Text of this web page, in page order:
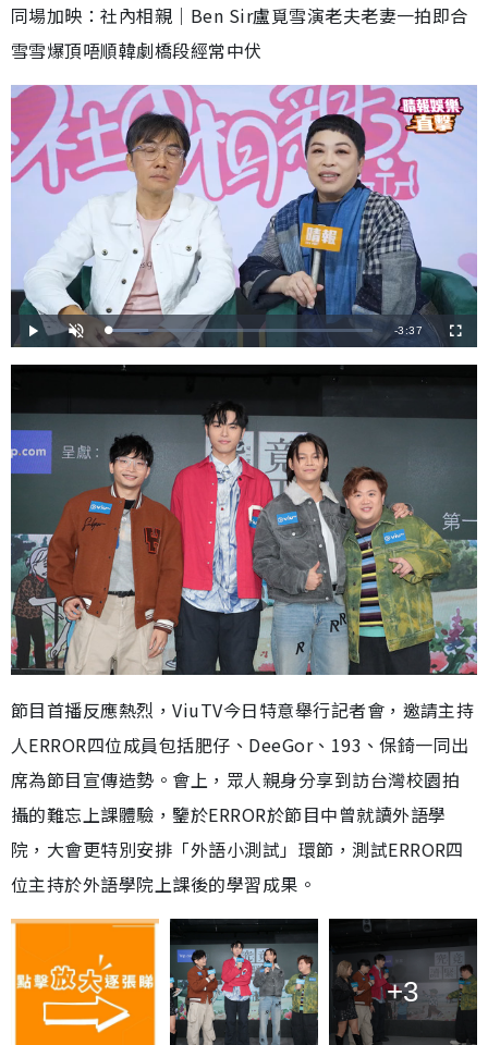
同場加映：社內相親｜Ben Sir盧覓雪演老夫老妻一拍即合
雪雪爆頂唔順韓劇橋段經常中伏
播
放
開
啟
效
載
入
畢
3
剩
餘
-3:37
全
螢
節目首播反應熱烈，ViuTV今日特意舉行記者會，邀請主持
人ERROR四位成員包括肥仔、DeeGor、193、保錡一同出
席為節目宣傳造勢。會上，眾人親身分享到訪台灣校園拍
攝的難忘上課體驗，鑒於ERROR於節目中曾就讀外語學
院，大會更特別安排「外語小測試」環節，測試ERROR四
位主持於外語學院上課後的學習成果。
+3